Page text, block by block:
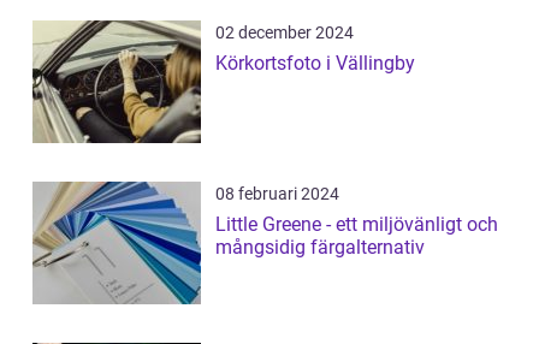
02 december 2024
Körkortsfoto i Vällingby
08 februari 2024
Little Greene - ett miljövänligt och
mångsidig färgalternativ